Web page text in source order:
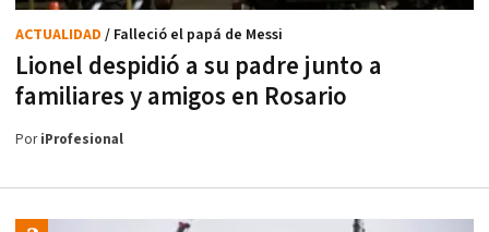
Lionel despidió a su padre junto a
familiares y amigos en Rosario
ACTUALIDAD / Falleció el papá de Messi
PoriProfesional